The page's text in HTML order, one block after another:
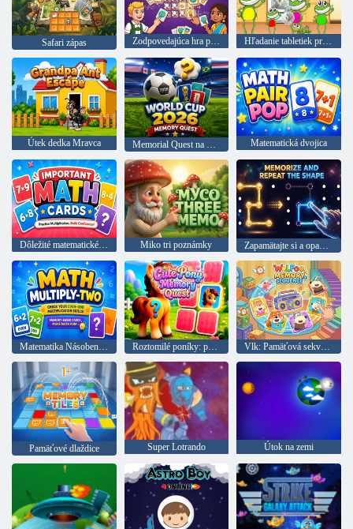
Safari zápas Zodpovedajúca hra pre viacerých hráčov Hľadanie tabletiek proti hmyzu
Útek dedka Mravca Matematická dvojica
Dôležité matematické kartičky Miko tri poznámky Zapamätajte si a opakujte formulár
Matematika Násobenie dva Roztomilé poníky: pexeso Vlk: Pamäťová sekvencia
Pamäťové dlaždice Super Lotrando Útok na zemi